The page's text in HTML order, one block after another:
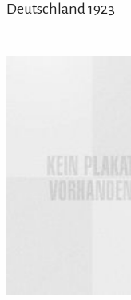
Deutschland 1923